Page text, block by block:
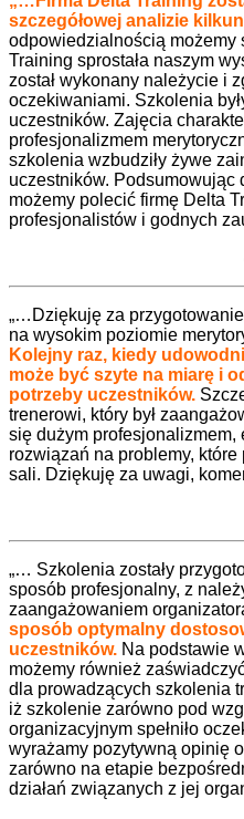
szczegółowej analizie
odpowiedzialnością możemy
Training sprostała naszym
został wykonany należycie i
oczekiwaniami. Szkolenia
uczestników. Zajęcia
profesjonalizmem
szkolenia wzbudziły żywe
uczestników. Podsumowując
możemy polecić firmę Delta
profesjonalistów i godnych
„…Dziękuję za
na wysokim poziomie
Kolejny raz, kiedy
może być szyte na miarę i
potrzeby uczestników.
trenerowi, który był
się dużym profesjonalizmem,
rozwiązań na problemy, które
sali. Dziękuję za uwagi,
„… Szkolenia zostały
sposób profesjonalny, z
zaangażowaniem
sposób optymalny
uczestników. Na podstawie
możemy również
dla prowadzących szkolenia
iż szkolenie zarówno pod
organizacyjnym spełniło
wyrażamy pozytywną opinię
zarówno na etapie
działań związanych z jej